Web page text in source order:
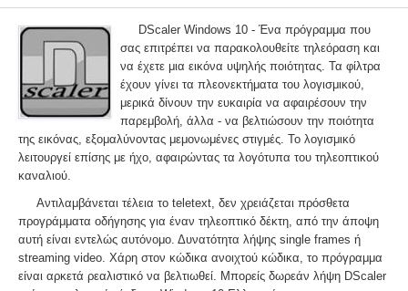
DScaler Windows 10 - Ένα πρόγραμμα που
σας επιτρέπει να παρακολουθείτε τηλεόραση και
να έχετε μια εικόνα υψηλής ποιότητας. Τα φίλτρα
έχουν γίνει τα πλεονεκτήματα του λογισμικού,
μερικά δίνουν την ευκαιρία να αφαιρέσουν την
παρεμβολή, άλλα - να βελτιώσουν την ποιότητα
της εικόνας, εξομαλύνοντας μεμονωμένες στιγμές. Το λογισμικό
λειτουργεί επίσης με ήχο, αφαιρώντας τα λογότυπα του τηλεοπτικού
καναλιού.
Αντιλαμβάνεται τέλεια το teletext, δεν χρειάζεται πρόσθετα
προγράμματα οδήγησης για έναν τηλεοπτικό δέκτη, από την άποψη
αυτή είναι εντελώς αυτόνομο. Δυνατότητα λήψης single frames ή
streaming video. Χάρη στον κώδικα ανοιχτού κώδικα, το πρόγραμμα
είναι αρκετά ρεαλιστικό να βελτιωθεί. Μπορείς δωρεάν λήψη DScaler